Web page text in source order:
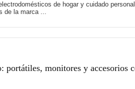
de hogar y cuidado
de la marca ...
monitores y accesorios